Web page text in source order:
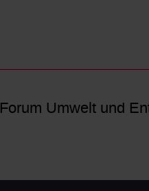
Forum Umwelt und